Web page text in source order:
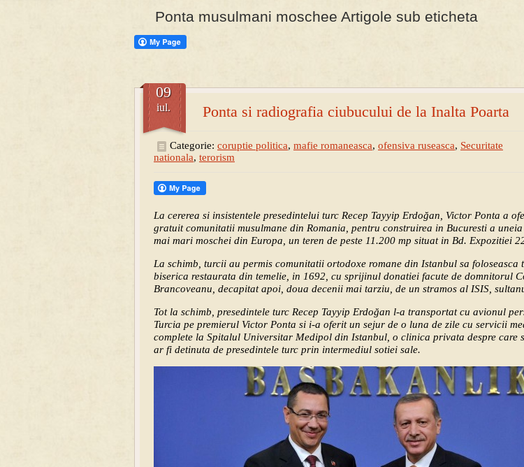
Ponta musulmani moschee Artigole sub eticheta
Ponta si radiografia ciubucului de la Inalta Poarta
09
iul.
Categorie: coruptie politica, mafie romaneasca, ofensiva ruseasca, Securitate
nationala, terorism
La cererea si insistentele presedintelui turc Recep Tayyip Erdoğan, Victor Ponta a
gratuit comunitatii musulmane din Romania, pentru construirea in Bucuresti a
mai mari moschei din Europa, un teren de peste 11.200 mp situat in Bd. Expozitiei
La schimb, turcii au permis comunitatii ortodoxe romane din Istanbul sa foloseasca
biserica restaurata din temelie, in 1692, cu sprijinul donatiei facute de domnitorul
Brancoveanu, decapitat apoi, doua decenii mai tarziu, de un stramos al ISIS,
Tot la schimb, presedintele turc Recep Tayyip Erdoğan l-a transportat cu avionul
Turcia pe premierul Victor Ponta si i-a oferit un sejur de o luna de zile cu servicii
complete la Spitalul Universitar Medipol din Istanbul, o clinica privata despre care
ar fi detinuta de presedintele turc prin intermediul sotiei sale.